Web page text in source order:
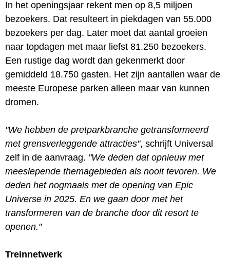
In het openingsjaar rekent men op 8,5 miljoen
bezoekers. Dat resulteert in piekdagen van 55.000
bezoekers per dag. Later moet dat aantal groeien
naar topdagen met maar liefst 81.250 bezoekers.
Een rustige dag wordt dan gekenmerkt door
gemiddeld 18.750 gasten. Het zijn aantallen waar de
meeste Europese parken alleen maar van kunnen
dromen.
"We hebben de pretparkbranche getransformeerd
met grensverleggende attracties", schrijft Universal
zelf in de aanvraag. "We deden dat opnieuw met
meeslepende themagebieden als nooit tevoren. We
deden het nogmaals met de opening van Epic
Universe in 2025. En we gaan door met het
transformeren van de branche door dit resort te
openen."
Treinnetwerk